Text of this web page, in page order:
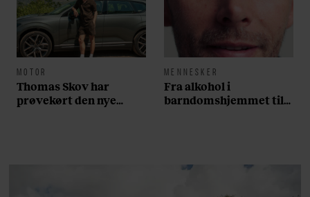
MOTOR
Thomas Skov har
prøvekørt den nye
MENNESKER
Fra alkohol i
barndomshjemmet til